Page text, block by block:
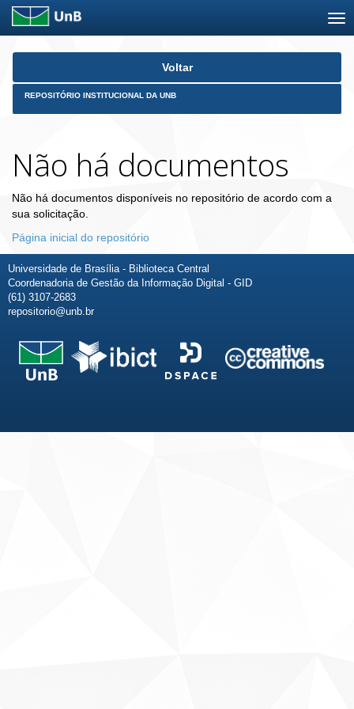
Skip
Voltar
REPOSITÓRIO INSTITUCIONAL DA UNB
Não há documentos
Não há documentos disponíveis no repositório de acordo com a
sua solicitação.
Página inicial do repositório
Universidade de Brasília - Biblioteca Central
Coordenadoria de Gestão da Informação Digital - GID
(61) 3107-2683
repositorio@unb.br